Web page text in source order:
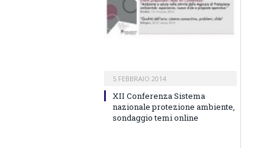
5 FEBBRAIO 2014
XII Conferenza Sistema
nazionale protezione ambiente,
sondaggio temi online